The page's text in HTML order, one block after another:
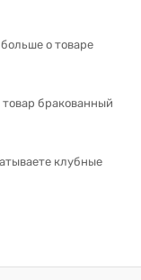
о товаре
бракованный
клубные